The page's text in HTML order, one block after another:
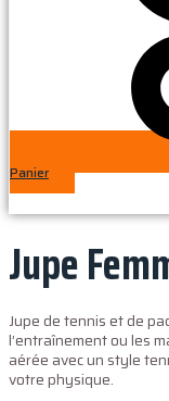
Panier
Jupe
Jupe de tennis et de
l’entraînement ou les
aérée avec un style
votre physique.